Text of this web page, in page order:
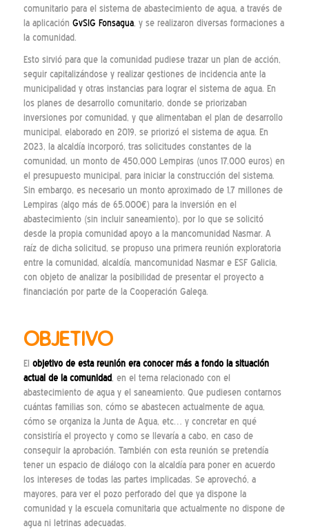
comunitario para el sistema de abastecimiento de agua, a través de
la aplicación GvSIG Fonsagua, y se realizaron diversas formaciones a
la comunidad.
Esto sirvió para que la comunidad pudiese trazar un plan de acción,
seguir capitalizándose y realizar gestiones de incidencia ante la
municipalidad y otras instancias para lograr el sistema de agua. En
los planes de desarrollo comunitario, donde se priorizaban
inversiones por comunidad, y que alimentaban el plan de desarrollo
municipal, elaborado en 2019, se priorizó el sistema de agua. En
2023, la alcaldía incorporó, tras solicitudes constantes de la
comunidad, un monto de 450,000 Lempiras (unos 17.000 euros) en
el presupuesto municipal, para iniciar la construcción del sistema.
Sin embargo, es necesario un monto aproximado de 1,7 millones de
Lempiras (algo más de 65.000€) para la inversión en el
abastecimiento (sin incluir saneamiento), por lo que se solicitó
desde la propia comunidad apoyo a la mancomunidad Nasmar. A
raíz de dicha solicitud, se propuso una primera reunión exploratoria
entre la comunidad, alcaldía, mancomunidad Nasmar e ESF Galicia,
con objeto de analizar la posibilidad de presentar el proyecto a
financiación por parte de la Cooperación Galega.
OBJETIVO
El objetivo de esta reunión era conocer más a fondo la situación
actual de la comunidad , en el tema relacionado con el
abastecimiento de agua y el saneamiento. Que pudiesen contarnos
cuántas familias son, cómo se abastecen actualmente de agua,
cómo se organiza la Junta de Agua, etc… y concretar en qué
consistiría el proyecto y como se llevaría a cabo, en caso de
conseguir la aprobación. También con esta reunión se pretendía
tener un espacio de diálogo con la alcaldía para poner en acuerdo
los intereses de todas las partes implicadas. Se aprovechó, a
mayores, para ver el pozo perforado del que ya dispone la
comunidad y la escuela comunitaria que actualmente no dispone de
agua ni letrinas adecuadas.